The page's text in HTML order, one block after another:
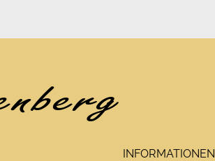
INFORMATIONEN